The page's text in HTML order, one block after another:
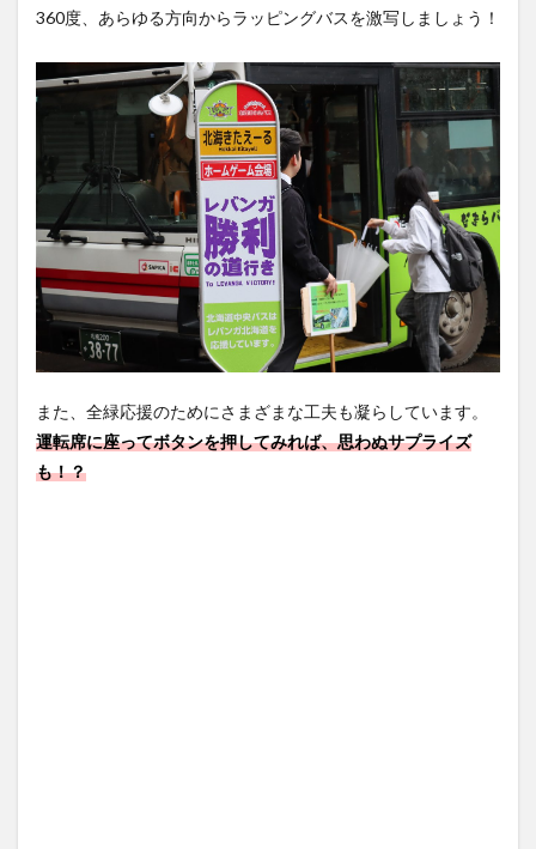
360度、あらゆる方向からラッピングバスを激写しましょう！
また、全緑応援のためにさまざまな工夫も凝らしています。
運転席に座ってボタンを押してみれば、思わぬサプライズ
も！？